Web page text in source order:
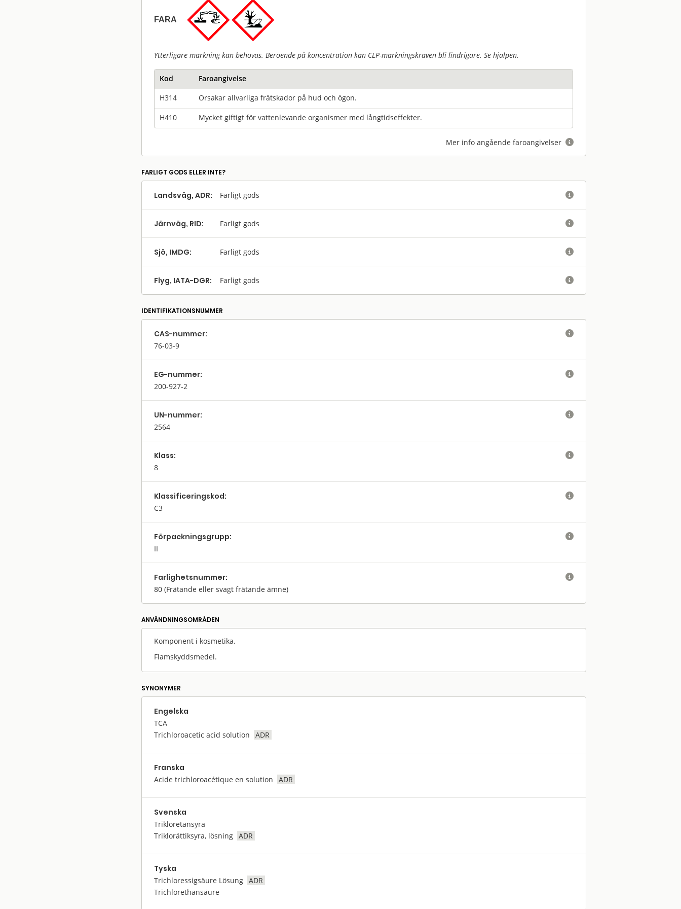
FARA
Ytterligare märkning kan behövas. Beroende på koncentration kan CLP-märkningskraven bli lindrigare. Se hjälpen.
Kod
Faroangivelse
H314
Orsakar allvarliga frätskador på hud och ögon.
H410 Mycket giftigt för vattenlevande organismer med långtidseffekter.
Mer info angående faroangivelser 
FARLIGT GODS ELLER INTE?
Landsväg, ADR: Farligt gods 
Järnväg, RID: Farligt gods 
Sjö, IMDG: Farligt gods 
Flyg, IATA-DGR: Farligt gods 
IDENTIFIKATIONSNUMMER
CAS-nummer:
76-03-9

EG-nummer:
200-927-2

UN-nummer:
2564

Klass:
8

Klassifi­cerings­kod:
C3

Förpack­nings­grupp:
II

Farlighets­nummer:
80 (Frätande eller svagt frätande ämne)

ANVÄNDNINGS­OMRÅDEN
Komponent i kosmetika.
Flamskyddsmedel.
SYNONYMER
Engelska
TCA
Trichloroacetic acid solution
ADR
Franska
Acide trichloroacétique en solution ADR
Svenska
Trikloretansyra
Triklorättiksyra, lösning ADR
Tyska
Trichloressigsäure Lösung ADR
Trichlorethansäure